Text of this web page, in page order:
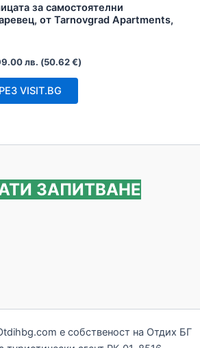
за самостоятелни
от Tarnovgrad Apartments,
лв. (50.62€)
VISIT.BG
ЗАПИТВАНЕ
e собственост на Отдих БГ